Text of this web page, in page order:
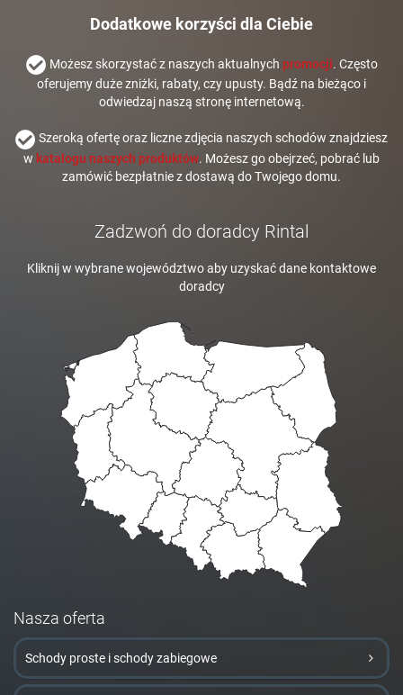
Dodatkowe korzyści dla Ciebie
Możesz skorzystać z naszych aktualnych promocji. Często
oferujemy duże zniżki, rabaty, czy upusty. Bądź na bieżąco i
odwiedzaj naszą stronę internetową.
Szeroką ofertę oraz liczne zdjęcia naszych schodów znajdziesz
w katalogu naszych produktów. Możesz go obejrzeć, pobrać lub
zamówić bezpłatnie z dostawą do Twojego domu.
Zadzwoń do doradcy Rintal
Kliknij w wybrane województwo aby uzyskać dane kontaktowe
doradcy
Nasza oferta
Schody proste i schody zabiegowe